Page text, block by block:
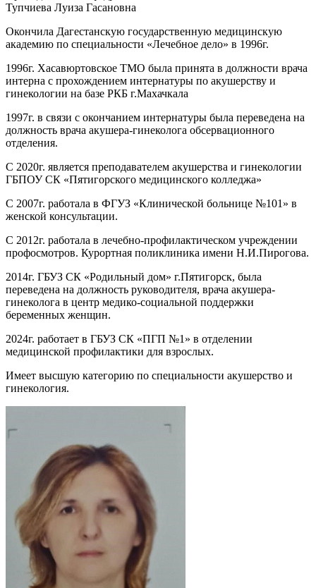
Тупчиева Луиза Гасановна
Окончила Дагестанскую государственную медицинскую
академию по специальности «Лечебное дело» в 1996г.
1996г. Хасавюртовское ТМО была принята в должности врача
интерна с прохождением интернатуры по акушерству и
гинекологии на базе РКБ г.Махачкала
1997г. в связи с окончанием интернатуры была переведена на
должность врача акушера-гинеколога обсервационного
отделения.
С 2020г. является преподавателем акушерства и гинекологии
ГБПОУ СК «Пятигорского медицинского колледжа»
С 2007г. работала в ФГУЗ «Клинической больнице №101» в
женской консультации.
С 2012г. работала в лечебно-профилактическом учреждении
профосмотров. Курортная поликлиника имени Н.И.Пирогова.
2014г. ГБУЗ СК «Родильный дом» г.Пятигорск, была
переведена на должность руководителя, врача акушера-
гинеколога в центр медико-социальной поддержки
беременных женщин.
2024г. работает в ГБУЗ СК «ПГП №1» в отделении
медицинской профилактики для взрослых.
Имеет высшую категорию по специальности акушерство и
гинекология.